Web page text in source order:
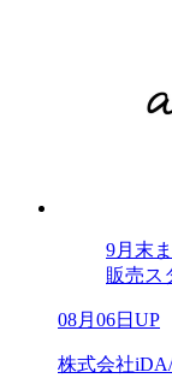
9月末
販売
08月06日UP
株式会社